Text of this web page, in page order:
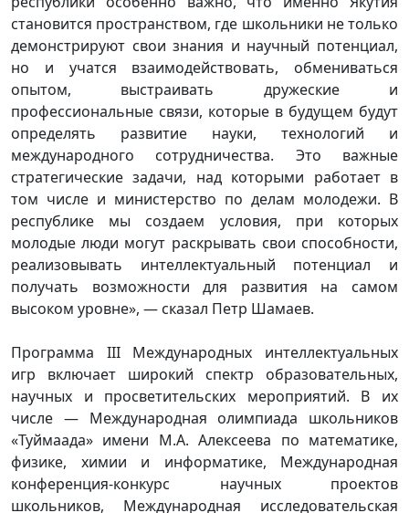
становится пространством, где школьники не только
демонстрируют свои знания и научный потенциал,
но и учатся взаимодействовать, обмениваться
опытом, выстраивать дружеские и
профессиональные связи, которые в будущем будут
определять развитие науки, технологий и
международного сотрудничества. Это важные
стратегические задачи, над которыми работает в
том числе и министерство по делам молодежи. В
республике мы создаем условия, при которых
молодые люди могут раскрывать свои способности,
реализовывать интеллектуальный потенциал и
получать возможности для развития на самом
высоком уровне», — сказал Петр Шамаев.
Программа III Международных интеллектуальных
игр включает широкий спектр образовательных,
научных и просветительских мероприятий. В их
числе — Международная олимпиада школьников
«Туймаада» имени М.А. Алексеева по математике,
физике, химии и информатике, Международная
конференция-конкурс научных проектов
школьников, Международная исследовательская